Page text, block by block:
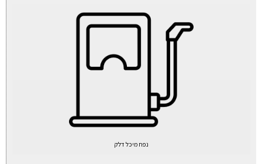
נפח מיכל דלק